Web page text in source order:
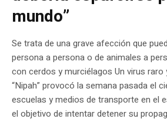
mundo”
Se trata de una grave afección que
persona a persona o de animales a
con cerdos y murciélagos Un virus
“Nipah” provocó la semana pasada el
escuelas y medios de transporte en el
el objetivo de intentar detener su